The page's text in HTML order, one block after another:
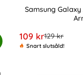
Hybrid Kickstand
Samsung
rea pris
109 krtidigare pris
129 kr
Snart slutsåld!